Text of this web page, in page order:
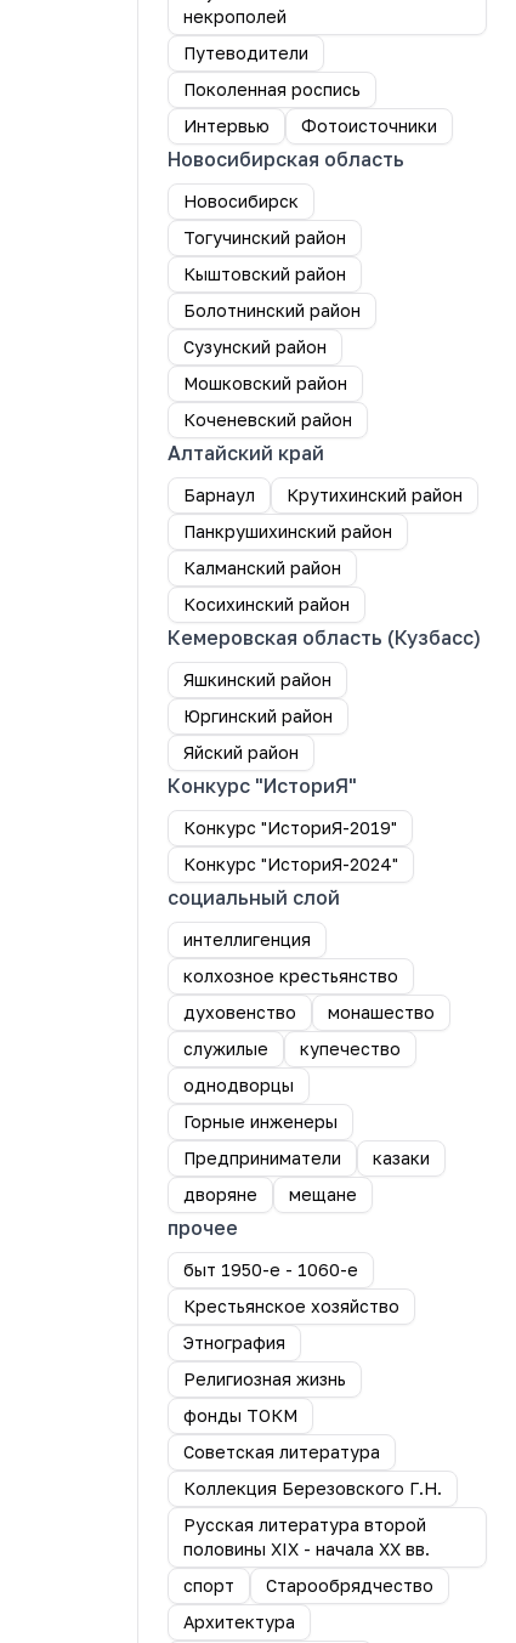
некрополей
Путеводители
Поколенная роспись
Интервью
Фотоисточники
Новосибирская область
Новосибирск
Тогучинский район
Кыштовский район
Болотнинский район
Сузунский район
Мошковский район
Коченевский район
Алтайский край
Барнаул
Крутихинский район
Панкрушихинский район
Калманский район
Косихинский район
Кемеровская область (Кузбасс)
Яшкинский район
Юргинский район
Яйский район
Конкурс "ИсториЯ"
Конкурс "ИсториЯ-2019"
Конкурс "ИсториЯ-2024"
социальный слой
интеллигенция
колхозное крестьянство
духовенство
монашество
служилые
купечество
однодворцы
Горные инженеры
Предприниматели
казаки
дворяне
мещане
прочее
быт 1950-е - 1060-е
Крестьянское хозяйство
Этнография
Религиозная жизнь
фонды ТОКМ
Советская литература
Коллекция Березовского Г.Н.
Русская литература второй
половины XIX - начала XX вв.
спорт
Старообрядчество
Архитектура